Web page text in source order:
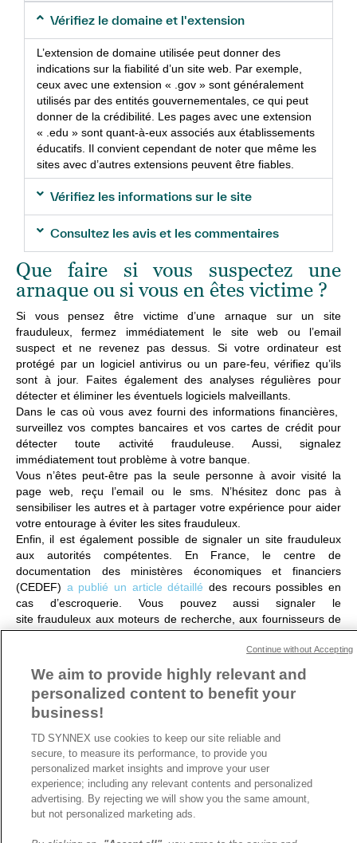
Vérifiez le domaine et l'extension
L’extension de domaine utilisée peut donner des
indications sur la fiabilité d’un site web. Par exemple,
ceux avec une extension « .gov » sont généralement
utilisés par des entités gouvernementales, ce qui peut
donner de la crédibilité. Les pages avec une extension
« .edu » sont quant-à-eux associés aux établissements
éducatifs. Il convient cependant de noter que même les
sites avec d’autres extensions peuvent être fiables.
Vérifiez les informations sur le site
Consultez les avis et les commentaires
Que faire si vous suspectez une
arnaque ou si vous en êtes victime ?
Si vous pensez être victime d’une arnaque sur un site
frauduleux, fermez immédiatement le site web ou l’email
suspect et ne revenez pas dessus.Si votre ordinateurest
protégé par un logiciel antivirus ou un pare-feu, vérifiez qu’ils
sont à jour. Faites également des analyses régulières pour
détecter et éliminer les éventuels logiciels malveillants.
Dans le cas où vous avez fourni des informations financières,
surveillez vos comptes bancaires et vos cartes de crédit pour
détecter toute activité frauduleuse. Aussi, signalez
immédiatement tout problème à votre banque.
Vous n’êtes peut-être pas la seule personne à avoir visité la
page web, reçu l’email ou le sms. N’hésitez donc pas à
sensibiliser les autres et à partager votre expérience pour aider
votre entourage à éviter les sites frauduleux.
Enfin, il est également possible de signaler un site frauduleux
aux autorités compétentes. En France, le centre de
documentation des ministères économiques et financiers
(CEDEF) a publié un article détaillé des recours possibles en
cas d’escroquerie. Vous pouvez aussi signaler le
sitefrauduleux aux moteurs de recherche, aux fournisseurs de
services Internet ou à des organisations de sécurité en ligne.
Contacter notre équipe
ARTICLE PRÉCÉDENT
A propos de TD SYNNEX
Historique
Travailler chez TD SYNNEX
We aim to provide highly relevant and
personalized content to benefit your
business!
TD SYNNEX use cookies to keep our site reliable and
secure, to measure its performance, to provide you
personalized market insights and improve your user
experience; including any relevant contents and personalized
advertising. By rejecting we will show you the same amount,
but not personalized marketing ads.
Continue without Accepting